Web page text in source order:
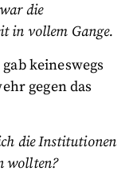
die
in vollem Gange.
keineswegs
gegen das
die Institutionen
wollten?